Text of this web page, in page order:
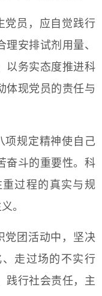
党员，应自觉践行
安排试剂用量、
以务实态度推进科
体现党员的责任与
项规定精神使自己
奋斗的重要性。科
过程的真实与规
。
党团活动中，坚决
走过场的不实行
践行社会责任，主